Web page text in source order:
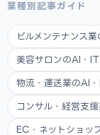
業種別記事ガイド
ビルメンテナンス
美容サロンのAI・
物流・運送業のAI
コンサル・経営支
EC・ネットショッ